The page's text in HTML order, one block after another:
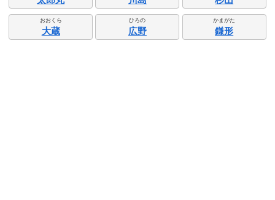
おおくら
大蔵
ひろの
広野
かまがた
鎌形